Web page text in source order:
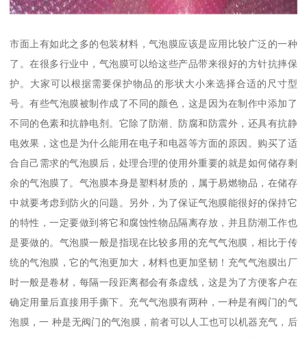
市面上有如此之多的包装材料，气泡膜应该是应用比较广泛的一种
了。在很多行业中，气泡膜可以给这些产品带来很好的方针抗摔保
护。大家可以根据需要保护物品的形状大小来选择合适的尺寸型
号。有些气泡膜被制作成了不同的颜色，这是因为在制作中添加了
不同的色素和抗静电剂。它除了防潮、防腐和防震外，还具有抗静
电效果，这也是为什么能用在电子和电器等方面的原因。购买了适
合自己需求的气泡膜后，处理合理的使用外重要的就是如何储存剩
余的气泡膜了。气泡膜本身是塑料材质的，属于易燃物品，在储存
中就要考虑到防火的问题。另外，为了保证气泡膜能很好的保持它
的特性，一定要做到将它和腐蚀性物品隔离存放，并且防潮工作也
是要做的。气泡膜一般是指现在比较多用的充气气泡膜，相比于传
统的气泡膜，它的气泡更加大，材料也更加坚韧！充气气泡膜出厂
时一般是卷材，每隔一段距离都会有条虚线，这是为了方便客户在
确定用量后直接用手撕下。充气气泡膜有两种，一种是有阀门的气
泡膜，一 种是无阀门的气泡膜，前者可以人工也可以机器充气，后